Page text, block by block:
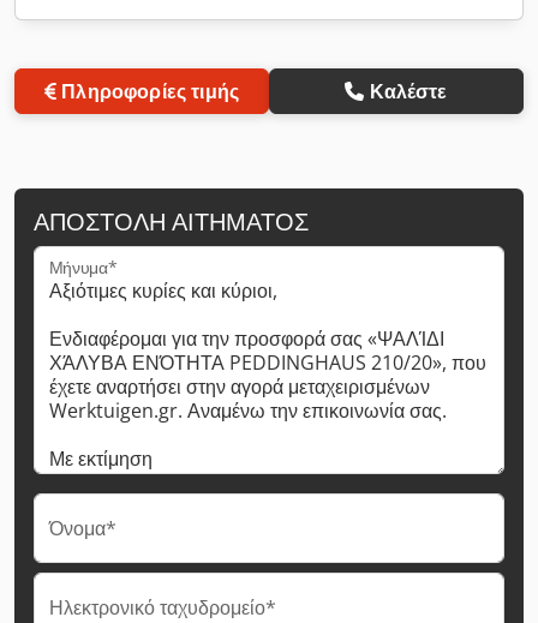
Πληροφορίες τιμής Καλέστε
ΑΠΟΣΤΟΛΉ ΑΙΤΉΜΑΤΟΣ
Μήνυμα*
Όνομα*
Ηλεκτρονικό ταχυδρομείο*